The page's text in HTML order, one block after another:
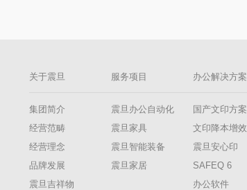
关于震旦
集团简介
经营范畴
经营理念
品牌发展
震旦吉祥物
服务项目
震旦办公自动化
震旦家具
震旦智能装备
震旦家居
办公解决方案
国产文印方案
文印降本增效
震旦安心印
SAFEQ 6
办公软件